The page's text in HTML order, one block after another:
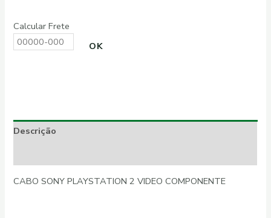
Calcular Frete
OK
Descrição
CABO SONY PLAYSTATION 2 VIDEO COMPONENTE